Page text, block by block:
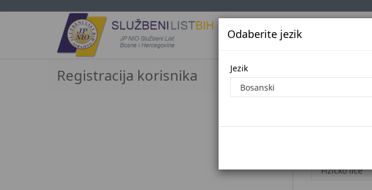
Jezik Službena glasila
Odaberite jezik
Jezik
Registracija korisnika